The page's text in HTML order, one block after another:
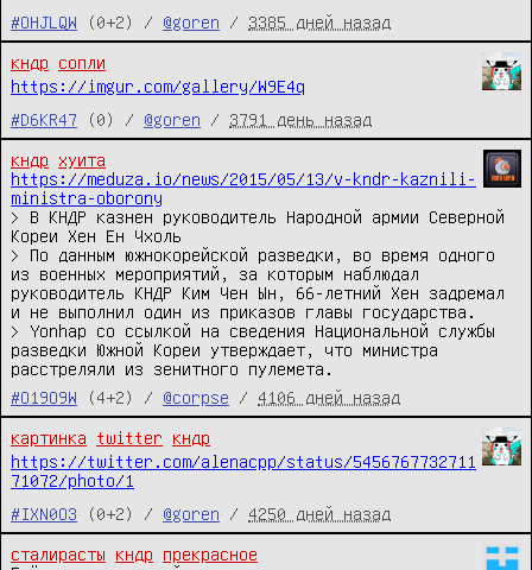
#OHJLQW
(0+2) / @goren / 3385 дней назад
кндр
сопли
https://imgur.com/gallery/W9E4q
#D6KR47
(0) / @goren / 3791 день назад
кндр
хуита
https://meduza.io/news/2015/05/13/v-kndr-kaznili-
ministra-oborony
> В КНДР казнен руководитель Народной армии Северной
Кореи Хен Ен Чхоль
> По данным южнокорейской разведки, во время одного
из военных мероприятий, за которым наблюдал
руководитель КНДР Ким Чен Ын, 66-летний Хен задремал
и не выполнил один из приказов главы государства.
> Yonhap со ссылкой на сведения Национальной службы
разведки Южной Кореи утверждает, что министра
расстреляли из зенитного пулемета.
#O19O9W
(4+2) / @corpse / 4106 дней назад
картинка twitter
кндр
https://twitter.com/alenacpp/status/5456767732711
71072/photo/1
#IXN0O3
(0+2) / @goren / 4250 дней назад
сталирасты кндр
прекрасное